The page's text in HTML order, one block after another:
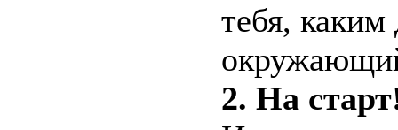
тебя,
2. На